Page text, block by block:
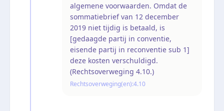
algemene voorwaarden. Omdat de
sommatiebrief van 12 december
2019 niet tijdig is betaald, is
[gedaagde partij in conventie,
eisende partij in reconventie sub 1]
deze kosten verschuldigd.
(Rechtsoverweging 4.10.)
Rechtsoverweging(en):4.10